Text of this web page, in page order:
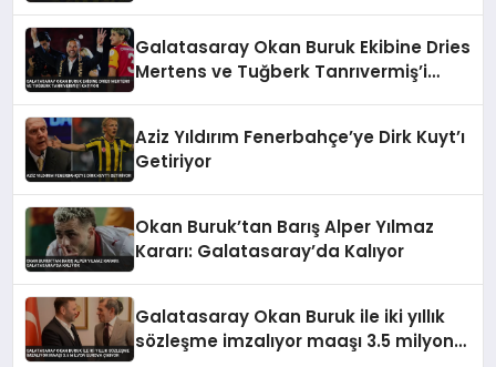
Galatasaray Okan Buruk Ekibine Dries
Mertens ve Tuğberk Tanrıvermiş’i
Aziz Yıldırım Fenerbahçe’ye Dirk Kuyt’ı
Getiriyor
Okan Buruk’tan Barış Alper Yılmaz
Kararı: Galatasaray’da Kalıyor
Galatasaray Okan Buruk ile iki yıllık
sözleşme imzalıyor maaşı 3.5 milyon